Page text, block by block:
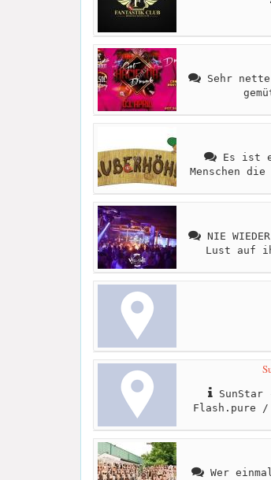
Sehr
Es ist
Menschen
NIE
Lust auf
SunStar
Flash.pure /
Wer